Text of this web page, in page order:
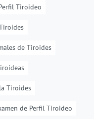
Tiroideo
de Tiroides
Tiroides
de Perfil Tiroideo